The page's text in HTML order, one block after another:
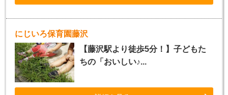
にじいろ保育園藤沢
【藤沢駅より徒歩5分！】子どもた
ちの「おいしい♪...